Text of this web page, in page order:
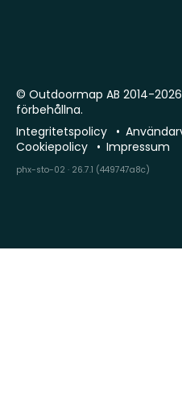
© Outdoormap AB 2014-
förbehållna.
Integritetspolicy
Cookiepolicy
Impressum
phx-sto-02 · 26.7.1 (449747a8c)